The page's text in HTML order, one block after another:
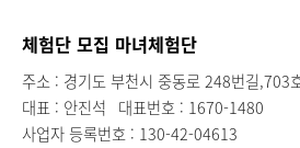
체험단 모집 마녀체험단
주소 : 경기도 부천시 중동로 248번길,703
대표 : 안진석 대표번호 : 1670-1480
사업자 등록번호 : 130-42-04613